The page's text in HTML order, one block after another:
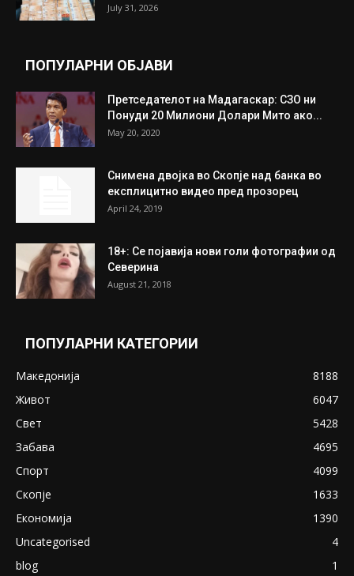
July 31, 2026
ПОПУЛАРНИ ОБЈАВИ
Претседателот на Мадагаскар: СЗО ни
Понуди 20 Милиони Долари Мито ако...
May 20, 2020
Снимена двојка во Скопје над банка во
експлицитно видео пред прозорец
April 24, 2019
18+: Се појавија нови голи фотографии од
Северина
August 21, 2018
ПОПУЛАРНИ КАТЕГОРИИ
Македонија
8188
Живот
6047
Свет
5428
Забава
4695
Спорт
4099
Скопје
1633
Економија
1390
Uncategorised
4
blog
1